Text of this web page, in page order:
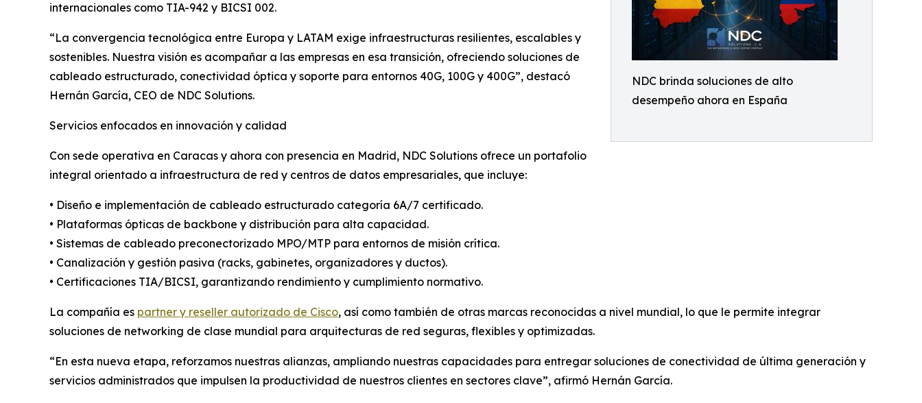
NDC brinda soluciones de alto
desempeño ahora en España
internacionales como TIA-942 y BICSI 002.
“La convergencia tecnológica entre Europa y LATAM exige infraestructuras resilientes, escalables y
sostenibles. Nuestra visión es acompañar a las empresas en esa transición, ofreciendo soluciones de
cableado estructurado, conectividad óptica y soporte para entornos 40G, 100G y 400G”, destacó
Hernán García, CEO de NDC Solutions.
Servicios enfocados en innovación y calidad
Con sede operativa en Caracas y ahora con presencia en Madrid, NDC Solutions ofrece un portafolio
integral orientado a infraestructura de red y centros de datos empresariales, que incluye:
• Diseño e implementación de cableado estructurado categoría 6A/7 certificado.
• Plataformas ópticas de backbone y distribución para alta capacidad.
• Sistemas de cableado preconectorizado MPO/MTP para entornos de misión crítica.
• Canalización y gestión pasiva (racks, gabinetes, organizadores y ductos).
• Certificaciones TIA/BICSI, garantizando rendimiento y cumplimiento normativo.
La compañía es partner y reseller autorizado de Cisco, así como también de otras marcas reconocidas a nivel mundial, lo que le permite integrar
soluciones de networking de clase mundial para arquitecturas de red seguras, flexibles y optimizadas.
“En esta nueva etapa, reforzamos nuestras alianzas, ampliando nuestras capacidades para entregar soluciones de conectividad de última generación y
servicios administrados que impulsen la productividad de nuestros clientes en sectores clave”, afirmó Hernán García.